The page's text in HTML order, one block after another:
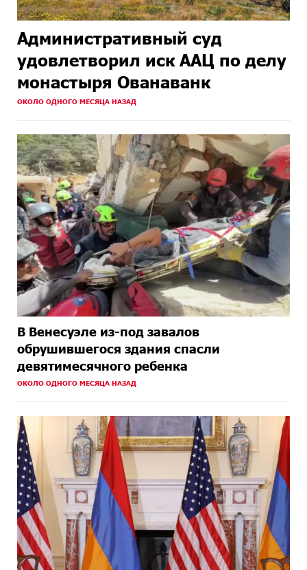
Административный суд
удовлетворил иск ААЦ по делу
монастыря Ованаванк
ОКОЛО ОДНОГО МЕСЯЦА НАЗАД
В Венесуэле из-под завалов
обрушившегося здания спасли
девятимесячного ребенка
ОКОЛО ОДНОГО МЕСЯЦА НАЗАД